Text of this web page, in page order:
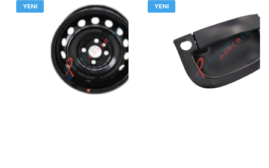
YENI YENI